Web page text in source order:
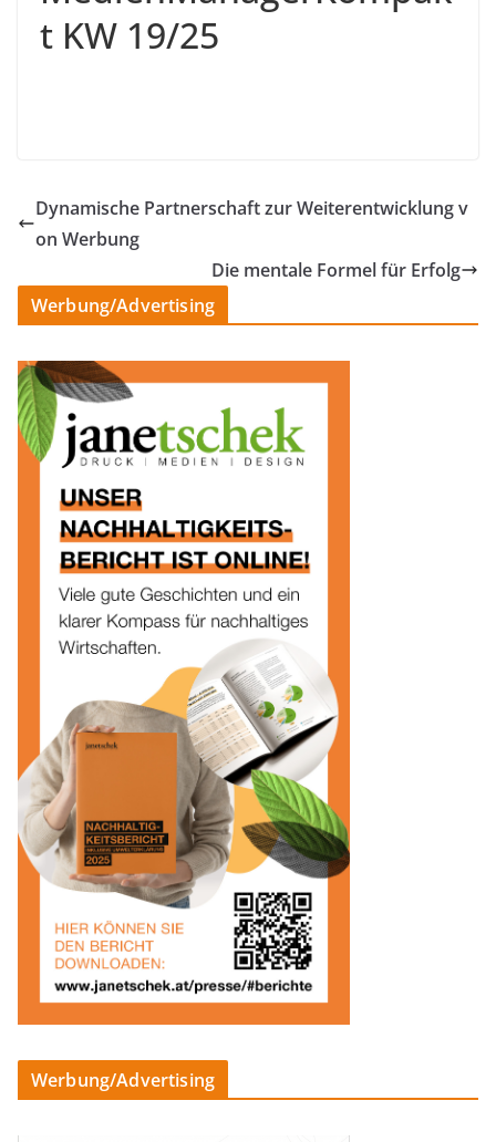
t KW 19/25
Dynamische Partnerschaft zur Weiterentwicklung v
on Werbung
Die mentale Formel für Erfolg
Werbung/Advertising
Werbung/Advertising